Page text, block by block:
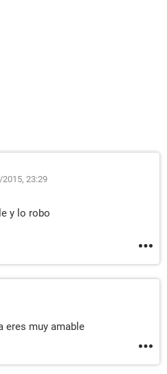
23:29
y lo robo
eres muy amable